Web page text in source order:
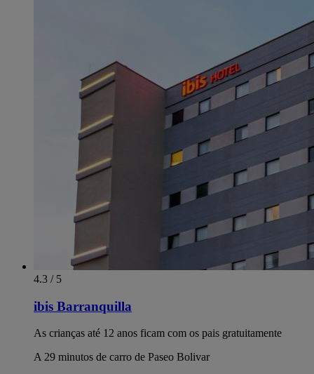
4.3 / 5
ibis Barranquilla
As crianças até 12 anos ficam com os pais gratuitamente
A 29 minutos de carro de Paseo Bolivar